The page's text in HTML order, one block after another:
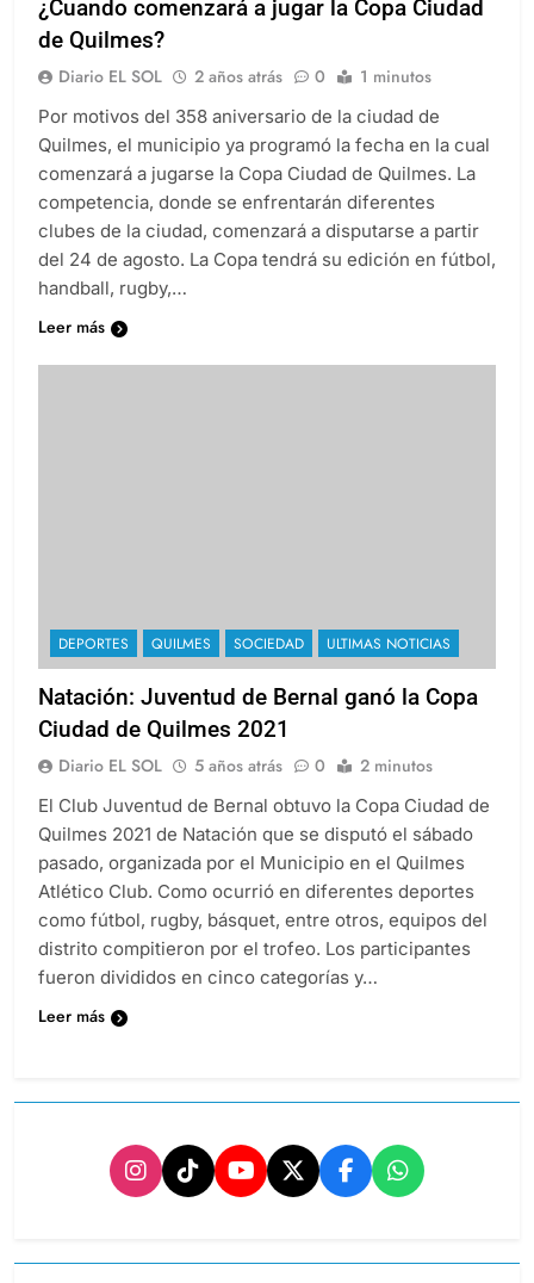
¿Cuando comenzará a jugar la Copa Ciudad
de Quilmes?
Diario EL SOL 2 años atrás 0 1 minutos
Por motivos del 358 aniversario de la ciudad de
Quilmes, el municipio ya programó la fecha en la cual
comenzará a jugarse la Copa Ciudad de Quilmes. La
competencia, donde se enfrentarán diferentes
clubes de la ciudad, comenzará a disputarse a partir
del 24 de agosto. La Copa tendrá su edición en fútbol,
handball, rugby,…
Leer más
DEPORTES QUILMES SOCIEDAD ULTIMAS NOTICIAS
Natación: Juventud de Bernal ganó la Copa
Ciudad de Quilmes 2021
Diario EL SOL 5 años atrás 0 2 minutos
El Club Juventud de Bernal obtuvo la Copa Ciudad de
Quilmes 2021 de Natación que se disputó el sábado
pasado, organizada por el Municipio en el Quilmes
Atlético Club. Como ocurrió en diferentes deportes
como fútbol, rugby, básquet, entre otros, equipos del
distrito compitieron por el trofeo. Los participantes
fueron divididos en cinco categorías y…
Leer más